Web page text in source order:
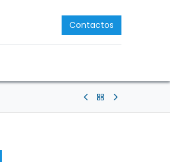
Contactos